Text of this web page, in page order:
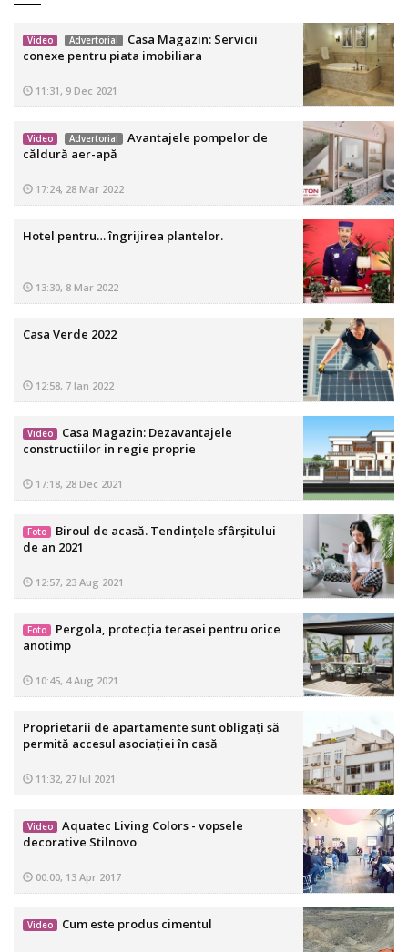
Video Advertorial
Casa Magazin: Servicii
conexe pentru piata imobiliara
11:31, 9 Dec 2021
Video Advertorial
Avantajele pompelor de
căldură aer-apă
17:24, 28 Mar 2022
Hotel pentru… îngrijirea plantelor.
13:30, 8 Mar 2022
Casa Verde 2022
12:58, 7 Ian 2022
Video
Casa Magazin: Dezavantajele
constructiilor in regie proprie
17:18, 28 Dec 2021
Foto
Biroul de acasă. Tendințele sfârșitului
de an 2021
12:57, 23 Aug 2021
Foto
Pergola, protecția terasei pentru orice
anotimp
10:45, 4 Aug 2021
Proprietarii de apartamente sunt obligaţi să
permită accesul asociaţiei în casă
11:32, 27 Iul 2021
Video
Aquatec Living Colors - vopsele
decorative Stilnovo
00:00, 13 Apr 2017
Video Cum este produs cimentul